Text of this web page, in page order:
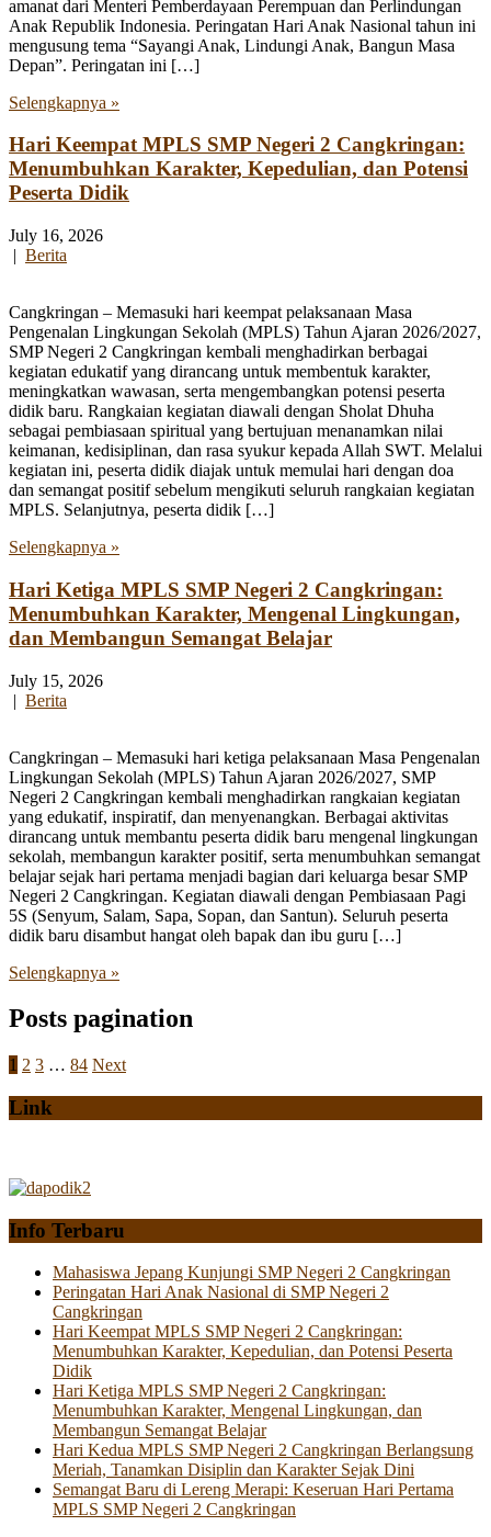
amanat dari Menteri Pemberdayaan Perempuan dan Perlindungan
Anak Republik Indonesia. Peringatan Hari Anak Nasional tahun ini
mengusung tema “Sayangi Anak, Lindungi Anak, Bangun Masa
Depan”. Peringatan ini […]
Selengkapnya »
Hari Keempat MPLS SMP Negeri 2 Cangkringan:
Menumbuhkan Karakter, Kepedulian, dan Potensi
Peserta Didik
July 16, 2026
| Berita
Cangkringan – Memasuki hari keempat pelaksanaan Masa
Pengenalan Lingkungan Sekolah (MPLS) Tahun Ajaran 2026/2027,
SMP Negeri 2 Cangkringan kembali menghadirkan berbagai
kegiatan edukatif yang dirancang untuk membentuk karakter,
meningkatkan wawasan, serta mengembangkan potensi peserta
didik baru. Rangkaian kegiatan diawali dengan Sholat Dhuha
sebagai pembiasaan spiritual yang bertujuan menanamkan nilai
keimanan, kedisiplinan, dan rasa syukur kepada Allah SWT. Melalui
kegiatan ini, peserta didik diajak untuk memulai hari dengan doa
dan semangat positif sebelum mengikuti seluruh rangkaian kegiatan
MPLS. Selanjutnya, peserta didik […]
Selengkapnya »
Hari Ketiga MPLS SMP Negeri 2 Cangkringan:
Menumbuhkan Karakter, Mengenal Lingkungan,
dan Membangun Semangat Belajar
July 15, 2026
| Berita
Cangkringan – Memasuki hari ketiga pelaksanaan Masa Pengenalan
Lingkungan Sekolah (MPLS) Tahun Ajaran 2026/2027, SMP
Negeri 2 Cangkringan kembali menghadirkan rangkaian kegiatan
yang edukatif, inspiratif, dan menyenangkan. Berbagai aktivitas
dirancang untuk membantu peserta didik baru mengenal lingkungan
sekolah, membangun karakter positif, serta menumbuhkan semangat
belajar sejak hari pertama menjadi bagian dari keluarga besar SMP
Negeri 2 Cangkringan. Kegiatan diawali dengan Pembiasaan Pagi
5S (Senyum, Salam, Sapa, Sopan, dan Santun). Seluruh peserta
didik baru disambut hangat oleh bapak dan ibu guru […]
Selengkapnya »
Posts pagination
1 2 3 … 84 Next
Link
Info Terbaru
Mahasiswa Jepang Kunjungi SMP Negeri 2 Cangkringan
Peringatan Hari Anak Nasional di SMP Negeri 2
Cangkringan
Hari Keempat MPLS SMP Negeri 2 Cangkringan:
Menumbuhkan Karakter, Kepedulian, dan Potensi Peserta
Didik
Hari Ketiga MPLS SMP Negeri 2 Cangkringan:
Menumbuhkan Karakter, Mengenal Lingkungan, dan
Membangun Semangat Belajar
Hari Kedua MPLS SMP Negeri 2 Cangkringan Berlangsung
Meriah, Tanamkan Disiplin dan Karakter Sejak Dini
Semangat Baru di Lereng Merapi: Keseruan Hari Pertama
MPLS SMP Negeri 2 Cangkringan